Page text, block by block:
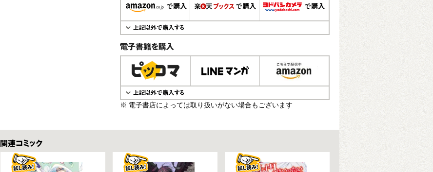
電子書籍で購入
※ 電子書店によっては取り扱いがない場合もございます
関連コミックス